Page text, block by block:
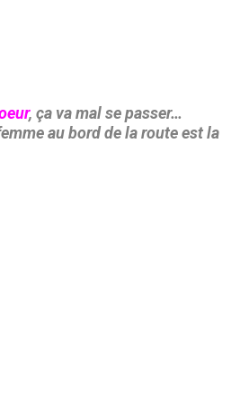
, ça va mal se passer…
au bord de la route est la